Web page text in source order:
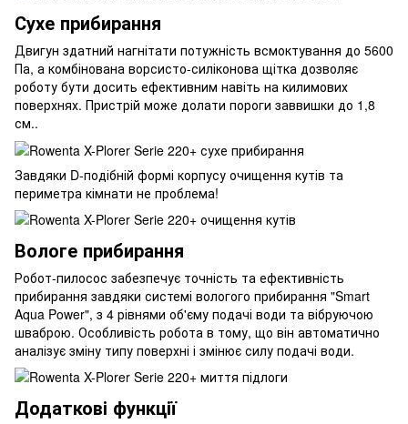
Сухе прибирання
Двигун здатний нагнітати потужність всмоктування до 5600
Па, а комбінована ворсисто-силіконова щітка дозволяє
роботу бути досить ефективним навіть на килимових
поверхнях. Пристрій може долати пороги заввишки до 1,8
см..
Завдяки D-подібній формі корпусу очищення кутів та
периметра кімнати не проблема!
Вологе прибирання
Робот-пилосос забезпечує точність та ефективність
прибирання завдяки системі вологого прибирання "Smart
Aqua Power", з 4 рівнями об'єму подачі води та вібруючою
шваброю. Особливість робота в тому, що він автоматично
аналізує зміну типу поверхні і змінює силу подачі води.
Додаткові функції